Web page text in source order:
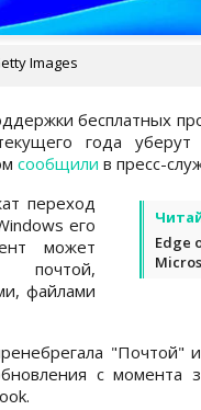
Images
бесплатных
года уберут
сообщили в пресс-
Edge
переход
его
может
почтой,
файлами
"Почтой"
с момента